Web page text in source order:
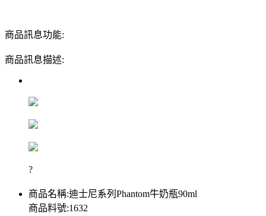
商品訊息功能:
商品訊息描述:
?
商品名稱:迪士尼系列Phantom牛奶瓶90ml
商品料號:1632